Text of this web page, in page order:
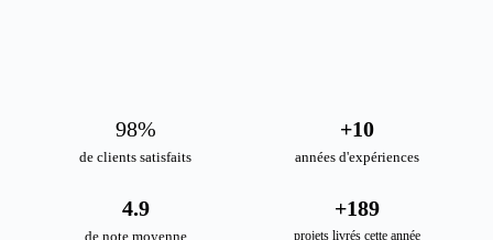
de clients satisfaits
98%
années d'expériences
+10
de note moyenne
4.9
projets livrés cette année
+189